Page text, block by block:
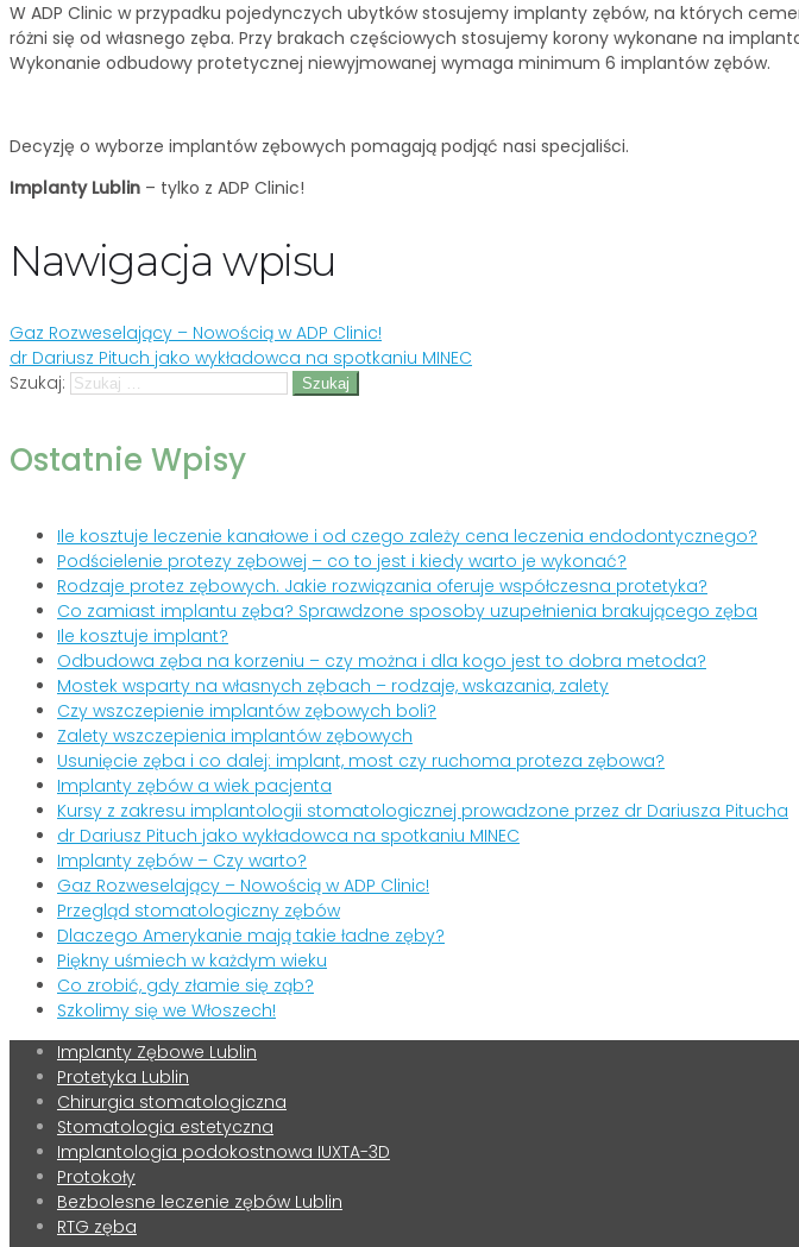
W ADP Clinic w przypadku pojedynczych ubytków stosujemy implanty zębów, na których
różni się od własnego zęba. Przy brakach częściowych stosujemy korony wykonane na
Wykonanie odbudowy protetycznej niewyjmowanej wymaga minimum 6 implantów zębów.
Decyzję o wyborze implantów zębowych pomagają podjąć nasi specjaliści.
Implanty Lublin – tylko z ADP Clinic!
Nawigacja wpisu
Gaz Rozweselający – Nowością w ADP Clinic!
dr Dariusz Pituch jako wykładowca na spotkaniu MINEC
Szukaj:
Ostatnie Wpisy
Ile kosztuje leczenie kanałowe i od czego zależy cena leczenia endodontycznego?
Podścielenie protezy zębowej – co to jest i kiedy warto je wykonać?
Rodzaje protez zębowych. Jakie rozwiązania oferuje współczesna protetyka?
Co zamiast implantu zęba? Sprawdzone sposoby uzupełnienia brakującego zęba
Ile kosztuje implant?
Odbudowa zęba na korzeniu – czy można i dla kogo jest to dobra metoda?
Mostek wsparty na własnych zębach – rodzaje, wskazania, zalety
Czy wszczepienie implantów zębowych boli?
Zalety wszczepienia implantów zębowych
Usunięcie zęba i co dalej: implant, most czy ruchoma proteza zębowa?
Implanty zębów a wiek pacjenta
Kursy z zakresu implantologii stomatologicznej prowadzone przez dr Dariusza Pitucha
dr Dariusz Pituch jako wykładowca na spotkaniu MINEC
Implanty zębów – Czy warto?
Gaz Rozweselający – Nowością w ADP Clinic!
Przegląd stomatologiczny zębów
Dlaczego Amerykanie mają takie ładne zęby?
Piękny uśmiech w każdym wieku
Co zrobić, gdy złamie się ząb?
Szkolimy się we Włoszech!
Implanty Zębowe Lublin
Protetyka Lublin
Chirurgia stomatologiczna
Stomatologia estetyczna
Implantologia podokostnowa IUXTA-3D
Protokoły
Bezbolesne leczenie zębów Lublin
RTG zęba